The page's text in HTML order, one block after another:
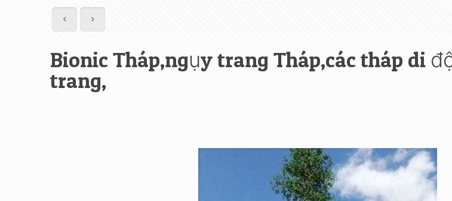
Bionic Tháp,ngụy trang Tháp,các tháp di
trang,